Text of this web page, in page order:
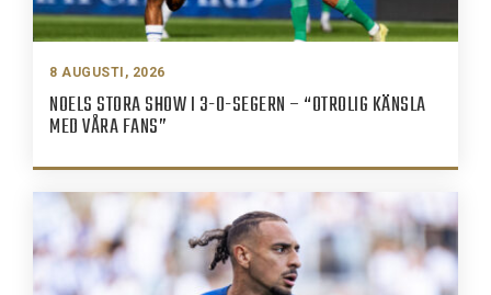
8 AUGUSTI, 2026
NOELS STORA SHOW I 3-0-SEGERN – “OTROLIG KÄNSLA
MED VÅRA FANS”